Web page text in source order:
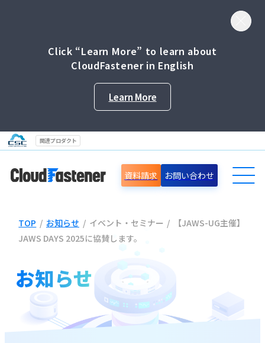
Click “Learn More” to learn about
CloudFastener in English
Learn More
関連プロダクト
導入事例
セミナー情報
お役立ち資料
ブログ
資料請求 お問い合わせ
TOP / お知らせ / イベント・セミナー /
【JAWS-UG主催】
JAWS DAYS 2025に協賛します。
お知らせ